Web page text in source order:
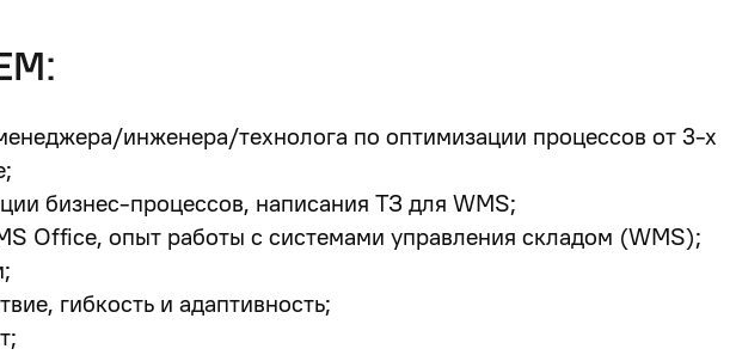
инженера/технолога по оптимизации процессов от 3-х
бизнес-процессов, написания ТЗ для WMS;
Office, опыт работы с системами управления складом (WMS);
гибкость и адаптивность;